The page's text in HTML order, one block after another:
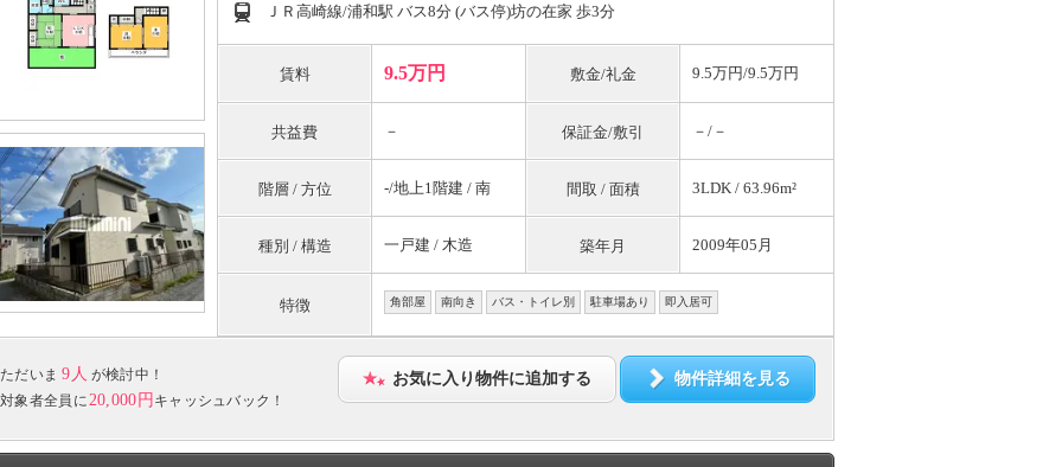
ＪＲ高崎線/浦和駅 バス8分 (バス停)坊の在家 歩3分
賃料 9.5万円 敷金/礼金 9.5万円/9.5万円
共益費 － 保証金/敷引 －/－
階層 / 方位 -/地上1階建 / 南 間取 / 面積 3LDK / 63.96m²
種別 / 構造 一戸建 / 木造 築年月 2009年05月
特徴 角部屋 南向き バス・トイレ別 駐車場あり 即入居可
ただいま 9人 が検討中！
対象者全員に 20,000円 キャッシュバック！
お気に入り物件に追加する 物件詳細を見る